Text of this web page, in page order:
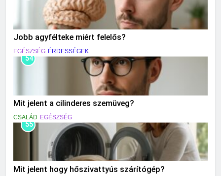
Jobb agyfélteke miért felelős?
EGÉSZSÉG ÉRDESSÉGEK
54
Mit jelent a cilinderes szemüveg?
CSALÁD EGÉSZSÉG
55
Mit jelent hogy hőszivattyús szárítógép?